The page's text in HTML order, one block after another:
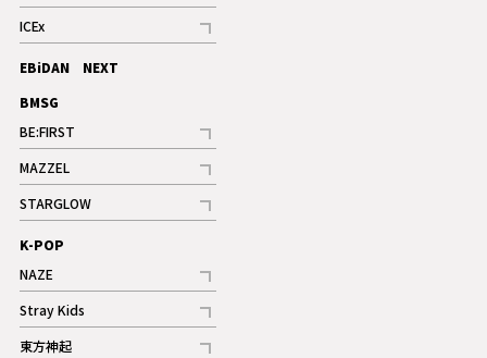
記事
ICEx
記事
EBiDAN NEXT
BMSG
BE:FIRST
記事
ギャラリー
MAZZEL
記事
ギャラリー
STARGLOW
記事
K-POP
NAZE
記事
Stray Kids
記事
東方神起